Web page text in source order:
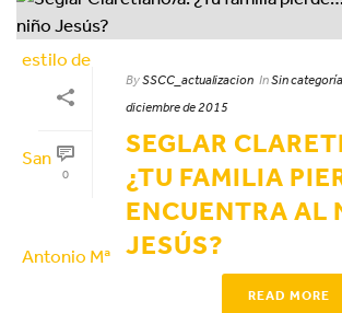
0
BySSCC_actualizacion InSin categoría
diciembre de 2015
SEGLAR
¿TU FAMILIA
ENCUENTRA AL
JESÚS?
READ MORE